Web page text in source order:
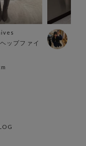
ップファイ